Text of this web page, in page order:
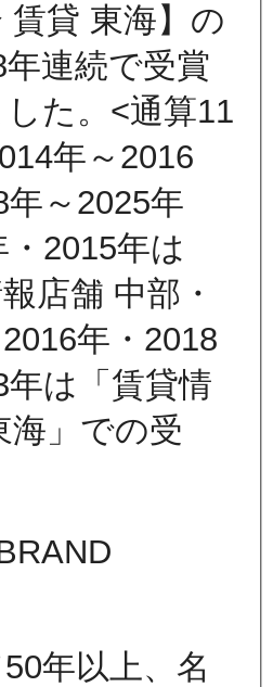
賃貸 東海】の
連続で受賞
た。<通算11
年～2016
～2025年
・2015年は
報店舗 中部・
年・2018
年は「賃貸情
海」での受
年以上、名